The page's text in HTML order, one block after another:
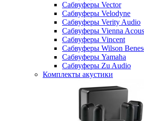
Сабвуферы Vector
Сабвуферы Velodyne
Сабвуферы Verity Audio
Сабвуферы Vienna
Сабвуферы Vincent
Сабвуферы Wilson
Сабвуферы Yamaha
Сабвуферы Zu Audio
Комплекты акустики